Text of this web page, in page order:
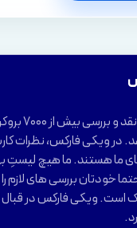
ویکی
در ویکی فارکس، نظرات
ما هستند. ما هیچ لیستِ
خودتان بررسی های لازم
است. ویکی فارکس در قبال